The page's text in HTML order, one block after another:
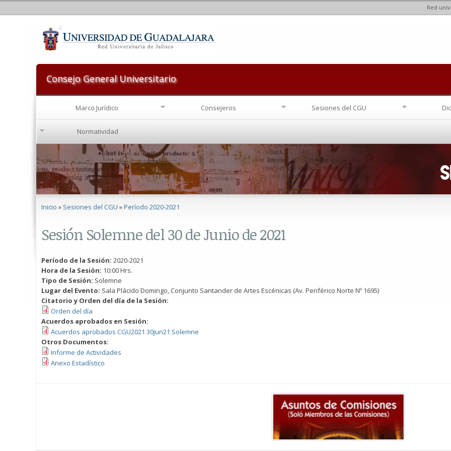
Red
Consejo General Universitario
Marco Jurídico Consejeros Sesiones del CGU
Normatividad
Inicio » Sesiones del CGU »Período 2020-2021
Sesión Solemne del 30 de Junio de 2021
Período de la Sesión: 2020-2021
Hora de la Sesión: 10:00 Hrs.
Tipo de Sesión: Solemne
Lugar del Evento: Sala Plácido Domingo, Conjunto Santander de Artes Escénicas (Av. Periférico Norte Nº 1695)
Citatorio y Orden del día de la Sesión:
Orden del día
Acuerdos aprobados en Sesión:
Acuerdos aprobados CGU2021 30jun21 Solemne
Otros Documentos:
Informe de Actividades
Anexo Estadístico